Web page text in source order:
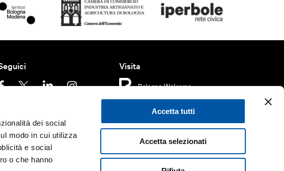
dei social
modo in cui utilizza
e social
o che hanno
Accetta tutti
Accetta selezionati
Visita
policy Condizioni di Utilizzo Cookie policy Accessibilità
2026 All rights reserved.
Fondazione Bologna Welcome | Piazza del Nettuno, 1,
- Bologna | P.I. e C.F. 04159281205 | REA BO - 573761 |